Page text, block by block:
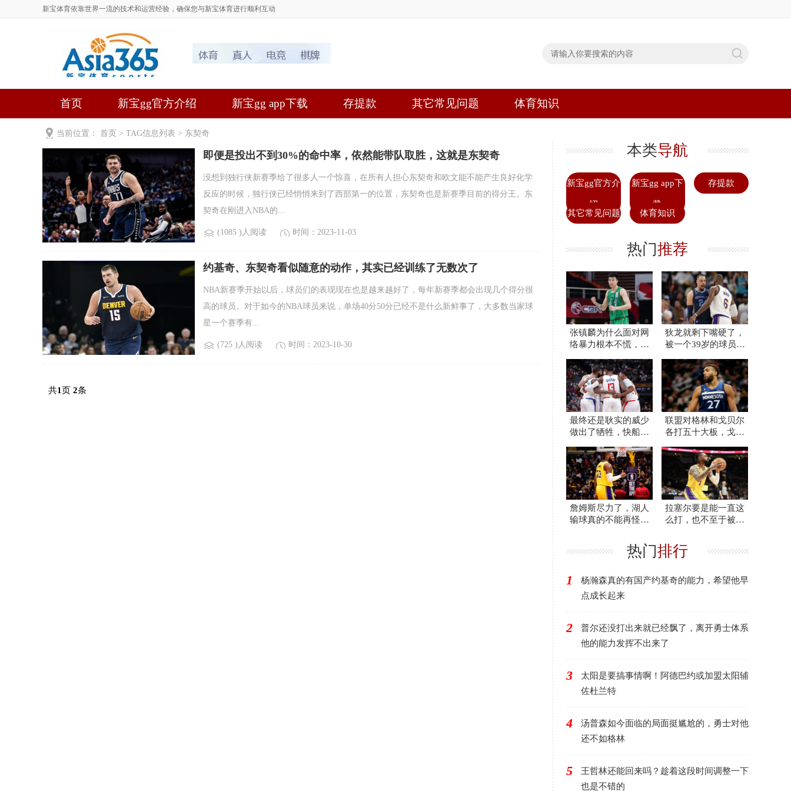
新宝体育依靠世界一流的技术和运营经验，确保您与新宝体育进行顺利互动
首页 新宝gg官方介绍 新宝gg app下载 存提款 其它常见问题 体育知识
当前位置： 首页 > TAG信息列表 > 东契奇
即便是投出不到30%的命中率，依然能带队取胜，这就是东契奇
没想到独行侠新赛季给了很多人一个惊喜，在所有人担心东契奇和欧文能不能产生良好化学
反应的时候，独行侠已经悄悄来到了西部第一的位置，东契奇也是新赛季目前的得分王。东
契奇在刚进入NBA的...
(1085 )人阅读 时间：2023-11-03
约基奇、东契奇看似随意的动作，其实已经训练了无数次了
NBA新赛季开始以后，球员们的表现现在也是越来越好了，每年新赛季都会出现几个得分很
高的球员。对于如今的NBA球员来说，单场40分50分已经不是什么新鲜事了，大多数当家球
星一个赛季有...
(725 )人阅读 时间：2023-10-30
共1页 2条
本类导航
新宝gg官方介
绍
新宝gg app下
载
存提款
其它常见问题 体育知识
热门推荐
张镇麟为什么面对网
络暴力根本不慌，他
加强大
狄龙就剩下嘴硬了，
被一个39岁的球员打
最终还是耿实的威少
做出了牺牲，快船早
联盟对格林和戈贝尔
各打五十大板，戈贝
詹姆斯尽力了，湖人
输球真的不能再怪他
拉塞尔要是能一直这
么打，也不至于被放
热门排行
1
杨瀚森真的有国产约基奇的能力，希望他早
点成长起来
2
普尔还没打出来就已经飘了，离开勇士体系
他的能力发挥不出来了
3
太阳是要搞事情啊！阿德巴约或加盟太阳辅
佐杜兰特
4
汤普森如今面临的局面挺尴尬的，勇士对他
还不如格林
5
王哲林还能回来吗？趁着这段时间调整一下
也是不错的